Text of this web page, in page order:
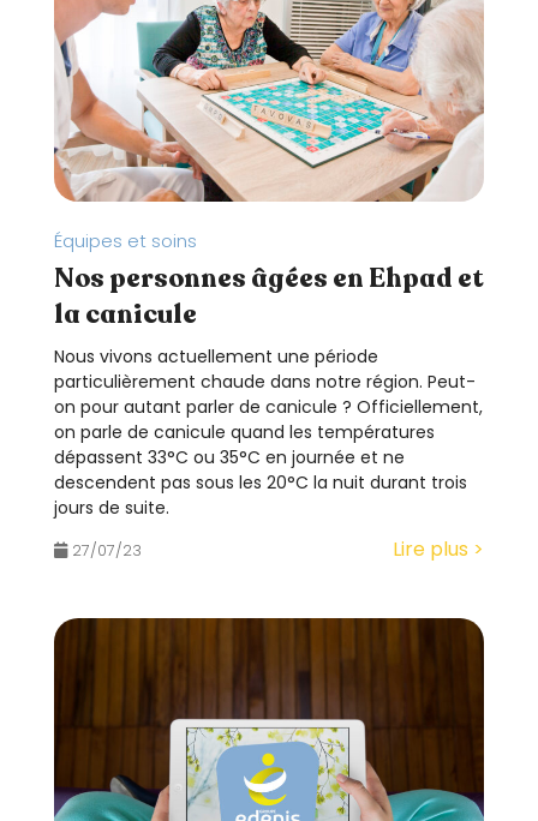
Équipes et soins
Nos personnes âgées en Ehpad et
la canicule
Nous vivons actuellement une période
particulièrement chaude dans notre région. Peut-
on pour autant parler de canicule ? Officiellement,
on parle de canicule quand les températures
dépassent 33°C ou 35°C en journée et ne
descendent pas sous les 20°C la nuit durant trois
jours de suite.
27/07/23 Lire plus >